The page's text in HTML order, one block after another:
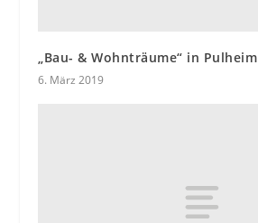
„Bau- & Wohnträume“ in Pulheim
6. März 2019